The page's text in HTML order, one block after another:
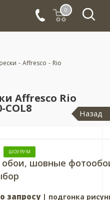
0
- Affresco - Rio
Affresco Rio
COL8 Назад
ШОУРУМ
шовные
запросу| подгонка